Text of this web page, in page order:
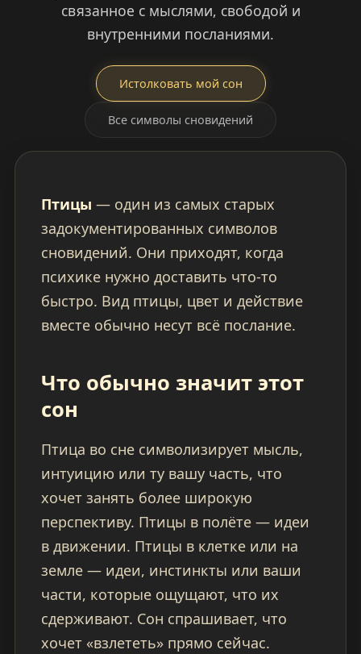
связанное с мыслями, свободой и
внутренними посланиями.
Истолковать мой сон
Все символы сновидений
Птицы — один из самых старых
задокументированных символов
сновидений. Они приходят, когда
психике нужно доставить что-то
быстро. Вид птицы, цвет и действие
вместе обычно несут всё послание.
Что обычно значит этот
сон
Птица во сне символизирует мысль,
интуицию или ту вашу часть, что
хочет занять более широкую
перспективу. Птицы в полёте — идеи
в движении. Птицы в клетке или на
земле — идеи, инстинкты или ваши
части, которые ощущают, что их
сдерживают. Сон спрашивает, что
хочет «взлететь» прямо сейчас.